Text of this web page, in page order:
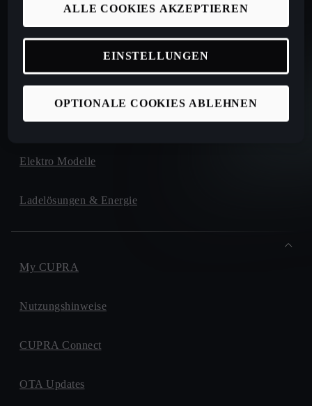
Sofort verfügbare Occasionen
Kataloge und Preislisten
Elektro Modelle
Ladelösungen & Energie
My CUPRA
Nutzungshinweise
CUPRA Connect
OTA Updates
OPTIONALE COOKIES ABLEHNEN
ALLE COOKIES AKZEPTIEREN
EINSTELLUNGEN